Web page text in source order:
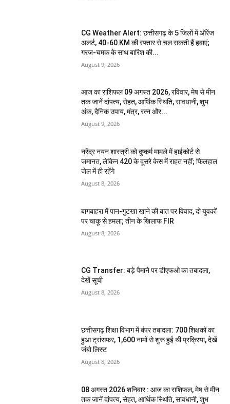
CG Weather Alert: छत्तीसगढ़ के 5 जिलों में ऑरेंज
अलर्ट, 40-60 KM की रफ्तार से चल सकती हैं हवाएं;
गरज-चमक के साथ बारिश की...
August 9, 2026
आज का राशिफल 09 अगस्त 2026, रविवार, मेष से मीन
तक जानें दांपत्य, सेहत, आर्थिक स्थिति, सावधानी, शुभ
अंक, दैनिक उपाय, मंत्र, रत्न और...
August 9, 2026
नरेंद्र नयन शास्त्री को दुष्कर्म मामले में हाईकोर्ट से
जमानत, लेकिन 420 के दूसरे केस में राहत नहीं; फिलहाल
जेल में ही रहेंगे
August 8, 2026
बागबाहरा में पान-गुटखा खाने की बात पर विवाद, दो युवकों
पर चाकू से हमला; तीन के खिलाफ FIR
August 8, 2026
CG Transfer: बड़े पैमाने पर डीएफओ का तबादला,
देखें सूची
August 8, 2026
छत्तीसगढ़ शिक्षा विभाग में बंपर तबादला: 700 शिक्षकों का
हुआ ट्रांसफर, 1,600 नामों से शुरू हुई थी प्रक्रिया, देखें
जंबो लिस्ट
August 8, 2026
08 अगस्त 2026 शनिवार : आज का राशिफल, मेष से मीन
तक जानें दांपत्य, सेहत, आर्थिक स्थिति, सावधानी, शुभ